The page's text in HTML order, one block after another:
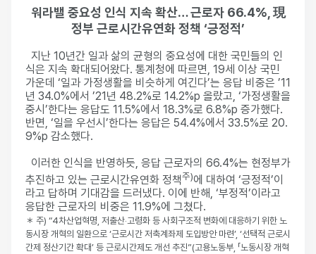
워라밸 중요성 인식 지속 확산… 근로자 66.4%, 現
정부 근로시간유연화 정책 ‘긍정적’
지난 10년간 일과 삶의 균형의 중요성에 대한 국민들의 인
식은 지속 확대되어왔다. 통계청에 따르면, 19세 이상 국민
가운데 ‘일과 가정생활을 비슷하게 여긴다’는 응답 비중은 ’11
년 34.0%에서 ’21년 48.2%로 14.2%p 올랐고, ‘가정생활을
중시’한다는 응답도 11.5%에서 18.3%로 6.8%p 증가했다.
반면, ‘일을 우선시’한다는 응답은 54.4%에서 33.5%로 20.
9%p 감소했다.
이러한 인식을 반영하듯, 응답 근로자의 66.4%는 현정부가
추진하고 있는 근로시간유연화 정책주)에 대하여 ‘긍정적’이
라고 답하며 기대감을 드러냈다. 이에 반해, ‘부정적’이라고
응답한 근로자의 비중은 11.9%에 그쳤다.
＊ 주) “4차산업혁명, 저출산‧고령화 등 사회구조적 변화에 대응하기 위한 노
동시장 개혁의 일환으로 ‘근로시간 저축계좌제 도입방안 마련’, ‘선택적 근로시
간제 정산기간 확대’ 등 근로시간제도 개선 추진”(고용노동부, 「노동시장 개혁